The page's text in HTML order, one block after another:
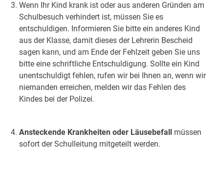
Wenn Ihr Kind krank ist oder aus anderen Gründen am
Schulbesuch verhindert ist, müssen Sie es
entschuldigen. Informieren Sie bitte ein anderes Kind
aus der Klasse, damit dieses der Lehrerin Bescheid
sagen kann, und am Ende der Fehlzeit geben Sie uns
bitte eine schriftliche Entschuldigung. Sollte ein Kind
unentschuldigt fehlen, rufen wir bei Ihnen an, wenn wir
niemanden erreichen, melden wir das Fehlen des
Kindes bei der Polizei.
Ansteckende Krankheiten oder Läusebefall
müssen
sofort der Schulleitung mitgeteilt werden.